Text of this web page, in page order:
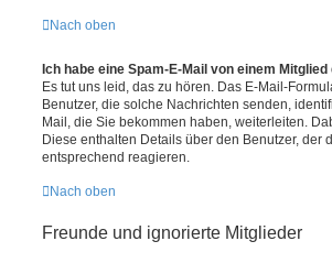
Nach oben
Ich habe eine Spam-E-Mail von einem
Es tut uns leid, das zu hören. Das E-Mail-
Benutzer, die solche Nachrichten senden,
Mail, die Sie bekommen haben, weiterleiten.
Diese enthalten Details über den Benutzer, der
entsprechend reagieren.
Nach oben
Freunde und ignorierte Mitglieder